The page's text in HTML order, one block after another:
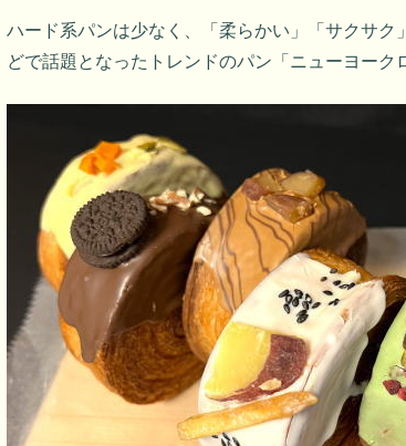
ハード系パンは少なく、「柔らかい」「サクサ
どで話題となったトレンドのパン「ニューヨーク